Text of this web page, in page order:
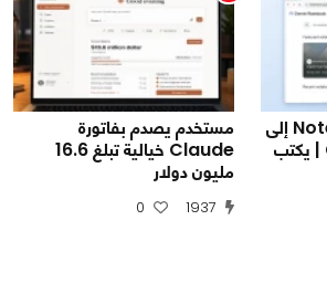
جوجل تغيّر NotebookLM إلى
Gemini Notebook | يكتب
مستخدم يصدم بفاتورة
Claude خيالية تبلغ 16.6
مليون دولار
1937
0